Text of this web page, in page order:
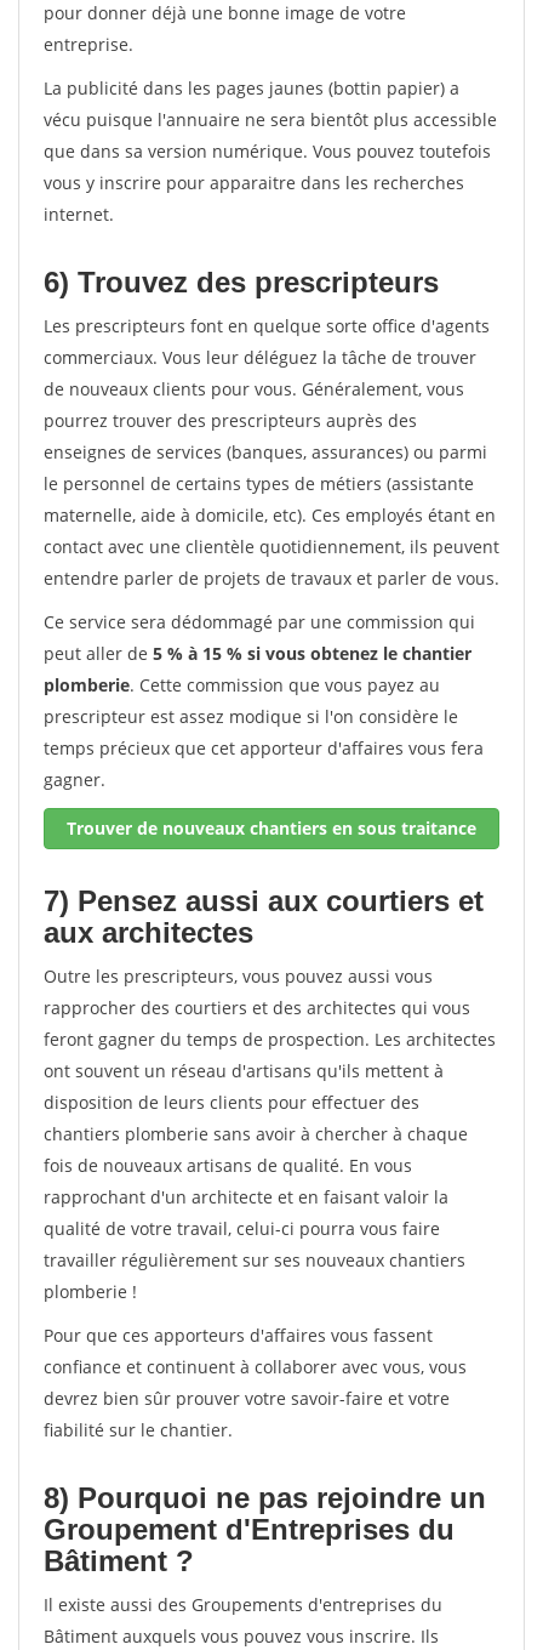
pour donner déjà une bonne image de votre
entreprise.
La publicité dans les pages jaunes (bottin papier) a
vécu puisque l'annuaire ne sera bientôt plus accessible
que dans sa version numérique. Vous pouvez toutefois
vous y inscrire pour apparaitre dans les recherches
internet.
6) Trouvez des prescripteurs
Les prescripteurs font en quelque sorte office d'agents
commerciaux. Vous leur déléguez la tâche de trouver
de nouveaux clients pour vous. Généralement, vous
pourrez trouver des prescripteurs auprès des
enseignes de services (banques, assurances) ou parmi
le personnel de certains types de métiers (assistante
maternelle, aide à domicile, etc). Ces employés étant en
contact avec une clientèle quotidiennement, ils peuvent
entendre parler de projets de travaux et parler de vous.
Ce service sera dédommagé par une commission qui
peut aller de 5 % à 15 % si vous obtenez le chantier
plomberie. Cette commission que vous payez au
prescripteur est assez modique si l'on considère le
temps précieux que cet apporteur d'affaires vous fera
gagner.
Trouver de nouveaux chantiers en sous traitance
7) Pensez aussi aux courtiers et
aux architectes
Outre les prescripteurs, vous pouvez aussi vous
rapprocher des courtiers et des architectes qui vous
feront gagner du temps de prospection. Les architectes
ont souvent un réseau d'artisans qu'ils mettent à
disposition de leurs clients pour effectuer des
chantiers plomberie sans avoir à chercher à chaque
fois de nouveaux artisans de qualité. En vous
rapprochant d'un architecte et en faisant valoir la
qualité de votre travail, celui-ci pourra vous faire
travailler régulièrement sur ses nouveaux chantiers
plomberie !
Pour que ces apporteurs d'affaires vous fassent
confiance et continuent à collaborer avec vous, vous
devrez bien sûr prouver votre savoir-faire et votre
fiabilité sur le chantier.
8) Pourquoi ne pas rejoindre un
Groupement d'Entreprises du
Bâtiment ?
Il existe aussi des Groupements d'entreprises du
Bâtiment auxquels vous pouvez vous inscrire. Ils